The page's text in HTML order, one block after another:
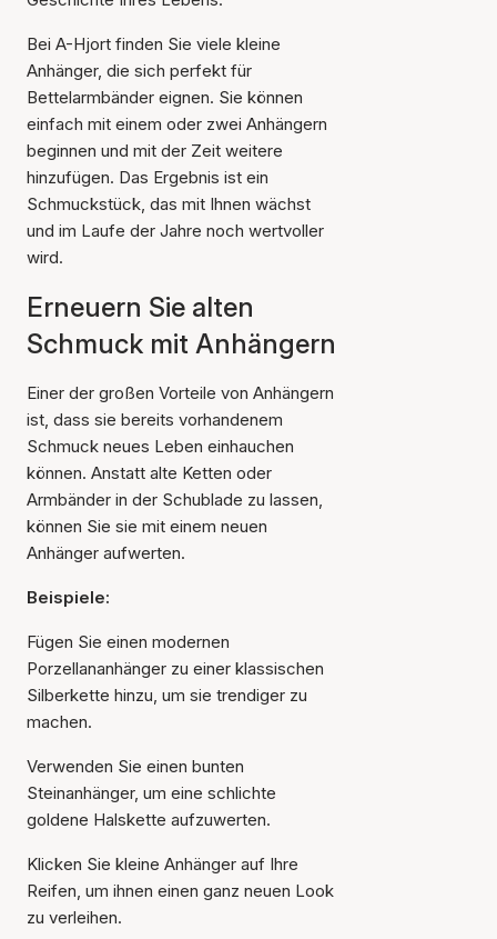
Bei A-Hjort finden Sie viele kleine
Anhänger, die sich perfekt für
Bettelarmbänder eignen. Sie können
einfach mit einem oder zwei Anhängern
beginnen und mit der Zeit weitere
hinzufügen. Das Ergebnis ist ein
Schmuckstück, das mit Ihnen wächst
und im Laufe der Jahre noch wertvoller
wird.
Erneuern Sie alten
Schmuck mit Anhängern
Einer der großen Vorteile von Anhängern
ist, dass sie bereits vorhandenem
Schmuck neues Leben einhauchen
können. Anstatt alte Ketten oder
Armbänder in der Schublade zu lassen,
können Sie sie mit einem neuen
Anhänger aufwerten.
Beispiele:
Fügen Sie einen modernen
Porzellananhänger zu einer klassischen
Silberkette hinzu, um sie trendiger zu
machen.
Verwenden Sie einen bunten
Steinanhänger, um eine schlichte
goldene Halskette aufzuwerten.
Klicken Sie kleine Anhänger auf Ihre
Reifen, um ihnen einen ganz neuen Look
zu verleihen.